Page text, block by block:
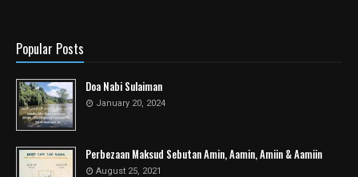
Popular Posts
Doa Nabi Sulaiman
January 20, 2024
Perbezaan Maksud Sebutan Amin, Aamin, Amiin & Aamiin
August 25, 2021